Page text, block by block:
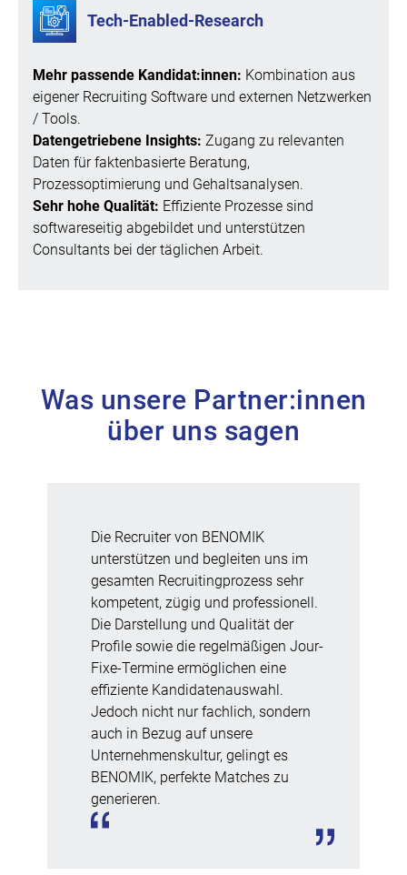
Tech-Enabled-Research
Mehr passende Kandidat:innen: Kombination aus
eigener Recruiting Software und externen Netzwerken
/ Tools.
Datengetriebene Insights: Zugang zu relevanten
Daten für faktenbasierte Beratung,
Prozessoptimierung und Gehaltsanalysen.
Sehr hohe Qualität: Effiziente Prozesse sind
softwareseitig abgebildet und unterstützen
Consultants bei der täglichen Arbeit.
Was unsere Partner:innen
über uns sagen
Die Recruiter von BENOMIK
unterstützen und begleiten uns im
gesamten Recruitingprozess sehr
kompetent, zügig und professionell.
Die Darstellung und Qualität der
Profile sowie die regelmäßigen Jour-
Fixe-Termine ermöglichen eine
effiziente Kandidatenauswahl.
Jedoch nicht nur fachlich, sondern
auch in Bezug auf unsere
Unternehmenskultur, gelingt es
BENOMIK, perfekte Matches zu
generieren.